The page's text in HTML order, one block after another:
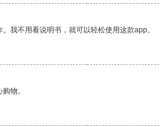
我不用看说明书，就可以轻松使用这款app。
物。